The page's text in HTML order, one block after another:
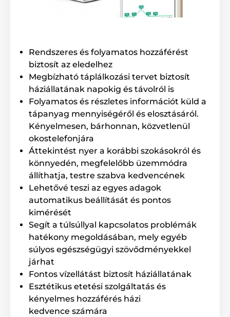
Rendszeres és folyamatos hozzáférést
biztosít az eledelhez
Megbízható táplálkozási tervet biztosít
háziállatának napokig és távolról is
Folyamatos és részletes információt küld a
tápanyag mennyiségéről és elosztásáról.
Kényelmesen, bárhonnan, közvetlenül
okostelefonjára
Áttekintést nyer a korábbi szokásokról és
könnyedén, megfelelőbb üzemmódra
állíthatja, testre szabva kedvencének
Lehetővé teszi az egyes adagok
automatikus beállítását és pontos
kimérését
Segít a túlsúllyal kapcsolatos problémák
hatékony megoldásában, mely egyéb
súlyos egészségügyi szövődményekkel
járhat
Fontos vízellátást biztosít háziállatának
Esztétikus etetési szolgáltatás és
kényelmes hozzáférés házi
kedvence számára